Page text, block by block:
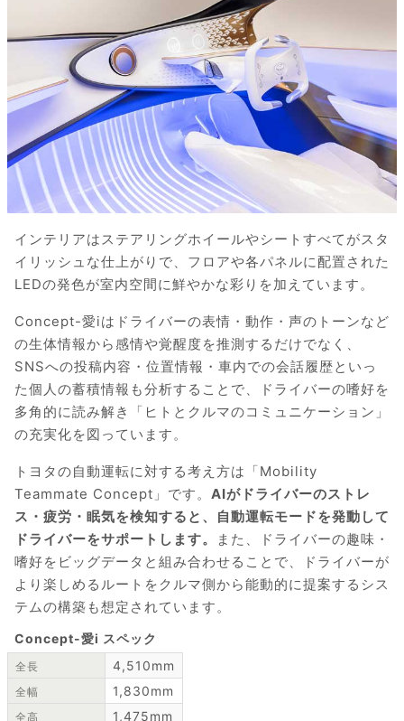
インテリアはステアリングホイールやシートすべてがスタ
イリッシュな仕上がりで、フロアや各パネルに配置された
LEDの発色が室内空間に鮮やかな彩りを加えています。
Concept-愛iはドライバーの表情・動作・声のトーンなど
の生体情報から感情や覚醒度を推測するだけでなく、
SNSへの投稿内容・位置情報・車内での会話履歴といっ
た個人の蓄積情報も分析することで、ドライバーの嗜好を
多角的に読み解き「ヒトとクルマのコミュニケーション」
の充実化を図っています。
トヨタの自動運転に対する考え方は「Mobility
Teammate Concept」です。 AIがドライバーのストレ
ス・疲労・眠気を検知すると、自動運転モードを発動して
ドライバーをサポートします。
また、ドライバーの趣味・
嗜好をビッグデータと組み合わせることで、ドライバーが
より楽しめるルートをクルマ側から能動的に提案するシス
テムの構築も想定されています。
Concept-愛i スペック
全長 4,510mm
全幅 1,830mm
全高 1,475mm